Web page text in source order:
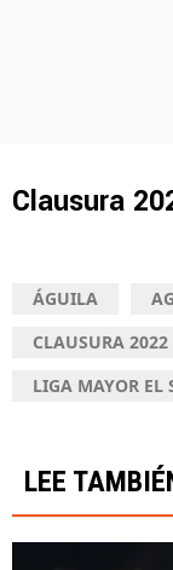
Clausura
ÁGUILA
CLAUSURA 2022
LIGA MAYOR EL
LEE